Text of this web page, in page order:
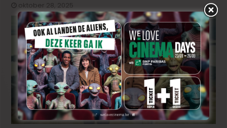
oktober 28, 2025